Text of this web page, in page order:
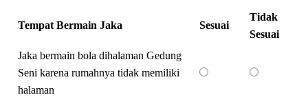
Tempat Bermain Jaka Sesuai
Tidak
Sesuai
Jaka bermain bola dihalaman Gedung
Seni karena rumahnya tidak memiliki
halaman